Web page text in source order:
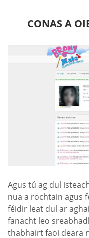
CONAS A
Agus tú ag dul
nua a rochtain agus
féidir leat dul ar
fanacht leo
thabhairt faoi deara